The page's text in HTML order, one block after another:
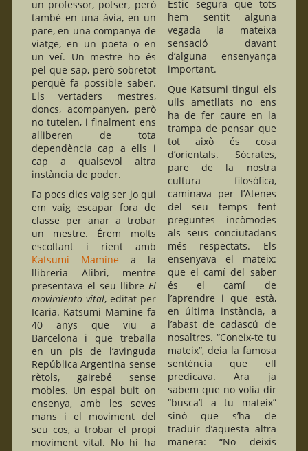
un professor, potser, però
també en una àvia, en un
pare, en una companya de
viatge, en un poeta o en
un veí. Un mestre ho és
pel que sap, però sobretot
perquè fa possible saber.
Els vertaders mestres,
doncs, acompanyen, però
no tutelen, i finalment ens
alliberen de tota
dependència cap a ells i
cap a qualsevol altra
instància de poder.
Fa pocs dies vaig ser jo qui
em vaig escapar fora de
classe per anar a trobar
un mestre. Érem molts
escoltant i rient amb
Katsumi Mamine a la
llibreria Alibri, mentre
presentava el seu llibre El
movimiento vital, editat per
Icaria. Katsumi Mamine fa
40 anys que viu a
Barcelona i que treballa
en un pis de l’avinguda
República Argentina sense
rètols, gairebé sense
mobles. Un espai buit on
ensenya, amb les seves
mans i el moviment del
seu cos, a trobar el propi
moviment vital. No hi ha
Estic segura que tots
hem sentit alguna
vegada la mateixa
sensació davant
d’alguna ensenyança
important.
Que Katsumi tingui els
ulls ametllats no ens
ha de fer caure en la
trampa de pensar que
tot això és cosa
d’orientals. Sòcrates,
pare de la nostra
cultura filosòfica,
caminava per l’Atenes
del seu temps fent
preguntes incòmodes
als seus conciutadans
més respectats. Els
ensenyava el mateix:
que el camí del saber
és el camí de
l’aprendre i que està,
en última instància, a
l’abast de cadascú de
nosaltres. “Coneix-te tu
mateix”, deia la famosa
sentència que ell
predicava. Ara ja
sabem que no volia dir
“busca’t a tu mateix”
sinó que s’ha de
traduir d’aquesta altra
manera: “No deixis